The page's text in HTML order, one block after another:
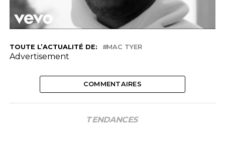
TOUTE L’ACTUALITÉ DE: MAC TYER
Advertisement
COMMENTAIRES
TENDANCES